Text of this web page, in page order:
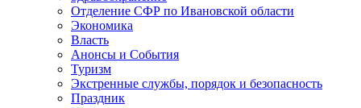
Отделение СФР по Ивановской области
Экономика
Власть
Анонсы и События
Туризм
Экстренные службы, порядок и безопасность
Праздник